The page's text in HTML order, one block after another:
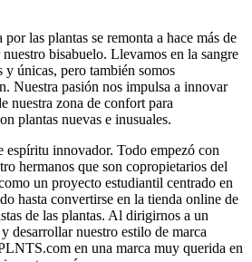
las plantas se remonta a hace más de
bisabuelo. Llevamos en la sangre
únicas, pero también somos
Nuestra pasión nos impulsa a innovar
nuestra zona de confort para
plantas nuevas e inusuales.
espíritu innovador. Todo empezó con
hermanos que son copropietarios del
un proyecto estudiantil centrado en
hasta convertirse en la tienda online de
de las plantas. Al dirigirnos a un
desarrollar nuestro estilo de marca
en una marca muy querida en